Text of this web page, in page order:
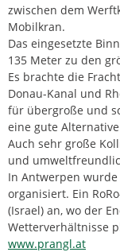
zwischen dem
Mobilkran.
Das eingesetzte
135 Meter zu den
Es brachte die
Donau-Kanal und
für übergroße und
eine gute
Auch sehr große
und
In Antwerpen
organisiert. Ein
(Israel) an, wo der
Wetterverhältnisse
www.prangl.at